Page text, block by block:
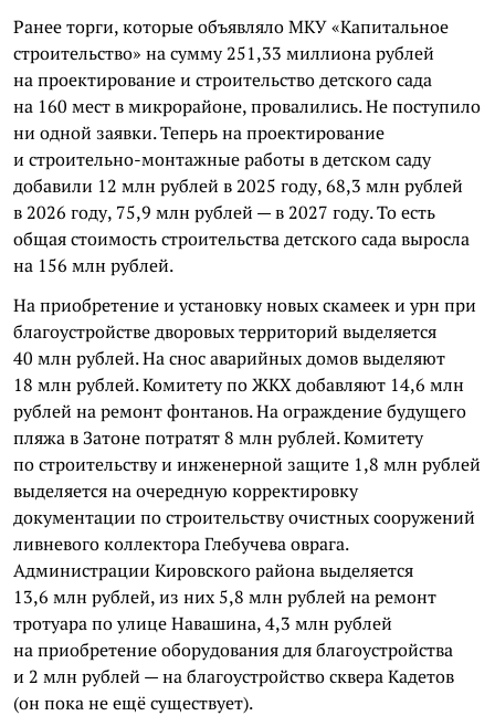
Ранее торги, которые объявляло МКУ «Капитальное
строительство» на сумму 251,33 миллиона рублей
на проектирование и строительство детского сада
на 160 мест в микрорайоне, провалились. Не поступило
ни одной заявки. Теперь на проектирование
и строительно-монтажные работы в детском саду
добавили 12 млн рублей в 2025 году, 68,3 млн рублей
в 2026 году, 75,9 млн рублей — в 2027 году. То есть
общая стоимость строительства детского сада выросла
на 156 млн рублей.
На приобретение и установку новых скамеек и урн при
благоустройстве дворовых территорий выделяется
40 млн рублей. На снос аварийных домов выделяют
18 млн рублей. Комитету по ЖКХ добавляют 14,6 млн
рублей на ремонт фонтанов. На ограждение будущего
пляжа в Затоне потратят 8 млн рублей. Комитету
по строительству и инженерной защите 1,8 млн рублей
выделяется на очередную корректировку
документации по строительству очистных сооружений
ливневого коллектора Глебучева оврага.
Администрации Кировского района выделяется
13,6 млн рублей, из них 5,8 млн рублей на ремонт
тротуара по улице Навашина, 4,3 млн рублей
на приобретение оборудования для благоустройства
и 2 млн рублей — на благоустройство сквера Кадетов
(он пока не ещё существует).